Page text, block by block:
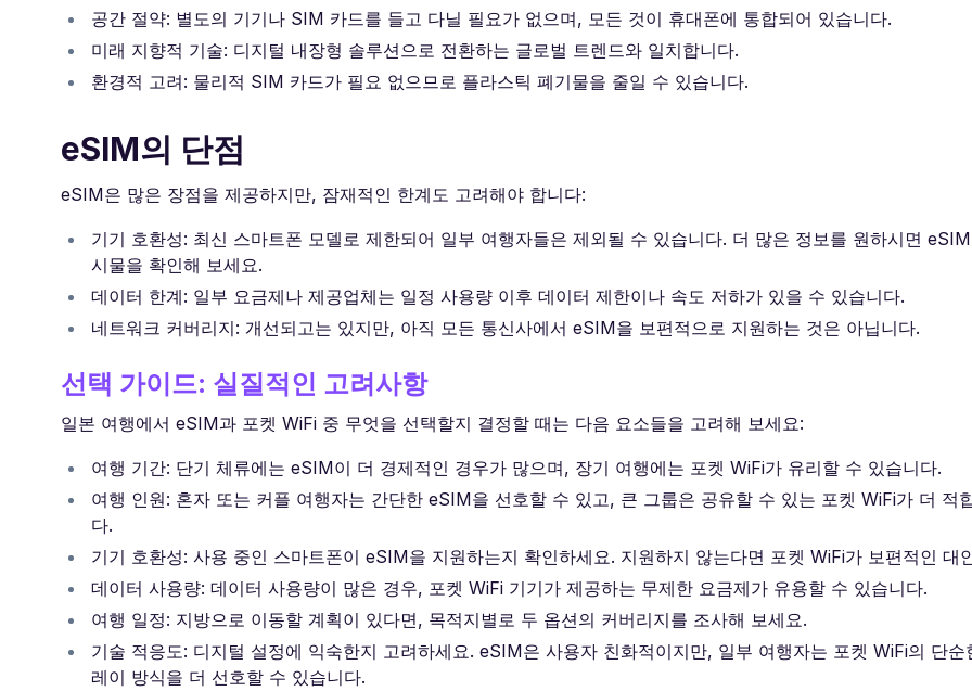
공간 절약: 별도의 기기나 SIM 카드를 들고 다닐 필요가 없으며, 모든 것이 휴대폰에 통합되어 있습니다.
미래 지향적 기술: 디지털 내장형 솔루션으로 전환하는 글로벌 트렌드와 일치합니다.
환경적 고려: 물리적 SIM 카드가 필요 없으므로 플라스틱 폐기물을 줄일 수 있습니다.
eSIM의 단점
eSIM은 많은 장점을 제공하지만, 잠재적인 한계도 고려해야 합니다:
기기 호환성: 최신 스마트폰 모델로 제한되어 일부 여행자들은 제외될 수 있습니다. 더 많은 정보를 원하시면
시물을 확인해 보세요.
데이터 한계: 일부 요금제나 제공업체는 일정 사용량 이후 데이터 제한이나 속도 저하가 있을 수 있습니다.
네트워크 커버리지: 개선되고는 있지만, 아직 모든 통신사에서 eSIM을 보편적으로 지원하는 것은 아닙니다.
선택 가이드: 실질적인 고려사항
일본 여행에서 eSIM과 포켓 WiFi 중 무엇을 선택할지 결정할 때는 다음 요소들을 고려해 보세요:
여행 기간: 단기 체류에는 eSIM이 더 경제적인 경우가 많으며, 장기 여행에는 포켓 WiFi가 유리할 수 있습니다.
여행 인원: 혼자 또는 커플 여행자는 간단한 eSIM을 선호할 수 있고, 큰 그룹은 공유할 수 있는 포켓 WiFi가 더 적
다.
기기 호환성: 사용 중인 스마트폰이 eSIM을 지원하는지 확인하세요. 지원하지 않는다면 포켓 WiFi가 보편적인 대
데이터 사용량: 데이터 사용량이 많은 경우, 포켓 WiFi 기기가 제공하는 무제한 요금제가 유용할 수 있습니다.
여행 일정: 지방으로 이동할 계획이 있다면, 목적지별로 두 옵션의 커버리지를 조사해 보세요.
기술 적응도: 디지털 설정에 익숙한지 고려하세요. eSIM은 사용자 친화적이지만, 일부 여행자는 포켓 WiFi의 단순
레이 방식을 더 선호할 수 있습니다.